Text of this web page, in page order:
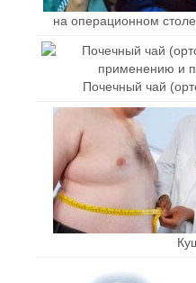
на операционном
Почечный чай